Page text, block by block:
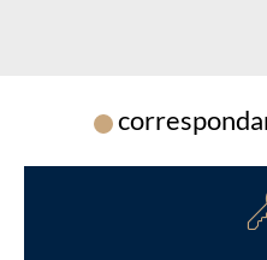
Chargement...